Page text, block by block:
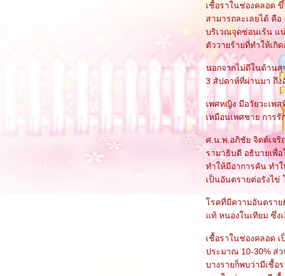
เชื้อราในช่องคลอด
สามารถละเลยได้ คื
บริเวณจุดซ่อนเร้น แ
ตัววายร้ายที่ทำให้เกิ
นอกจากไม่ดีในด้านสุ
3 สัปดาห์ที่ผ่านมา ถึง
เพศหญิง มีอวัยวะเพ
เหมือนเพศชาย การ
ศ.น.พ.อภิชัย จิตต์เจ
รามาธิบดี อธิบายเพื่อ
ทำให้มีอาการคัน ทำ
เป็นอันตรายต่อรังไข่
รคที่มีความอันตราย
ท้ หนองในเทียม ซึ่ง
เชื้อราในช่องคลอด
ประมาณ 10-30% ส่
บางรายก็พบว่ามีเชื้อ